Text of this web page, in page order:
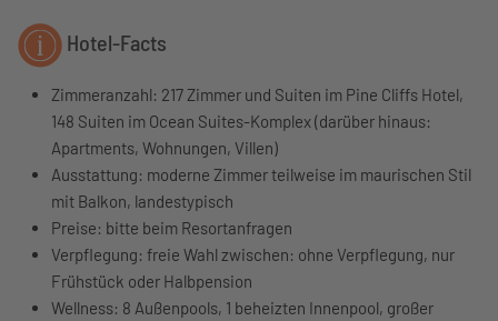
Hotel-Facts
Zimmeranzahl: 217 Zimmer und Suiten im Pine Cliffs Hotel,
148 Suiten im Ocean Suites-Komplex (darüber hinaus:
Apartments, Wohnungen, Villen)
Ausstattung: moderne Zimmer teilweise im maurischen Stil
mit Balkon, landestypisch
Preise: bitte beim Resortanfragen
Verpflegung: freie Wahl zwischen: ohne Verpflegung, nur
Frühstück oder Halbpension
Wellness: 8 Außenpools, 1 beheizten Innenpool, großer